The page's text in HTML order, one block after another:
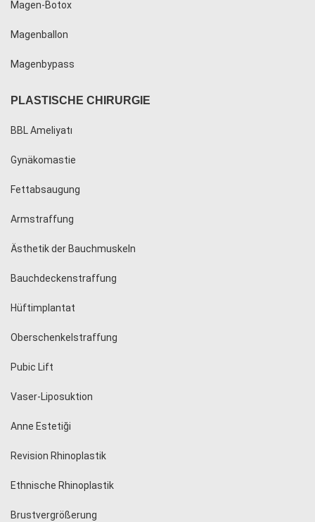
Magen-Botox
Magenballon
Magenbypass
PLASTISCHE CHIRURGIE
BBL Ameliyatı
Gynäkomastie
Fettabsaugung
Armstraffung
Ästhetik der Bauchmuskeln
Bauchdeckenstraffung
Hüftimplantat
Oberschenkelstraffung
Pubic Lift
Vaser-Liposuktion
Anne Estetiği
Revision Rhinoplastik
Ethnische Rhinoplastik
Brustvergrößerung